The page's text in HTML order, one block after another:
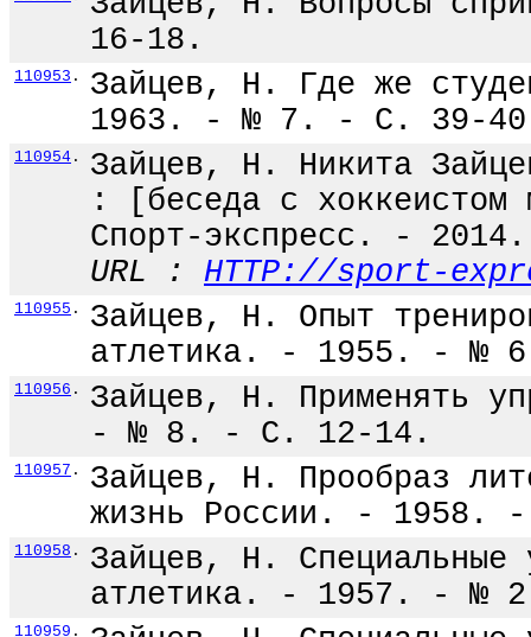
16-18.
110953 .
Зайцев, Н. Где же
1963. - № 7. - С. 39-
110954 .
Зайцев, Н. Никита
: [беседа с
Спорт-экспресс. -
URL : HTTP://sport-
110955 .
Зайцев, Н. Опыт
атлетика. - 1955. - №
110956 .
Зайцев, Н. Применять
- № 8. - С. 12-14.
110957 .
Зайцев, Н. Прообраз
жизнь России. -
110958 .
Зайцев, Н. Специальные
атлетика. - 1957. - №
110959 .